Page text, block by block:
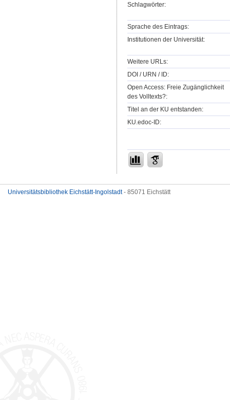
Schlagwörter:
Sprache des Eintrags:
Institutionen der Universität:
Weitere URLs:
DOI / URN / ID:
Open Access: Freie Zugänglichkeit
des Volltexts?:
Titel an der KU entstanden:
KU.edoc-ID:
Universitätsbibliothek Eichstätt-Ingolstadt- 85071 Eichstätt